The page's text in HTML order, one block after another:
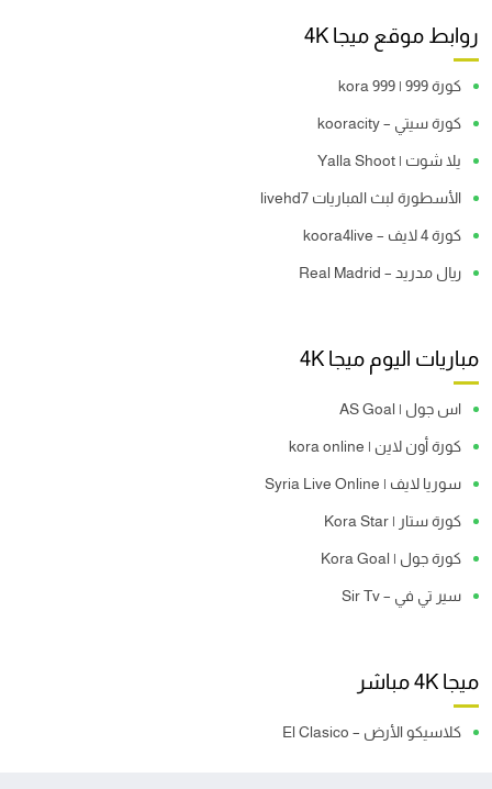
روابط موقع ميجا 4K
كورة 999 | kora 999
كورة سيتي – kooracity
يلا شوت | Yalla Shoot
الأسطورة لبث المباريات livehd7
كورة 4 لايف – koora4live
ريال مدريد – Real Madrid
مباريات اليوم ميجا 4K
اس جول | AS Goal
كورة أون لاين | kora online
سوريا لايف | Syria Live Online
كورة ستار | Kora Star
كورة جول | Kora Goal
سير تي في – Sir Tv
ميجا 4K مباشر
كلاسيكو الأرض – El Clasico